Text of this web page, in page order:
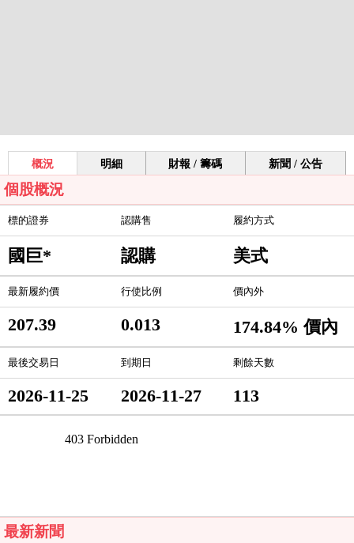
概況 明細 財報 / 籌碼 新聞 / 公告
個股概況
標的證券 認購售 履約方式
國巨* 認購 美式
最新履約價 行使比例 價內外
207.39 0.013 174.84% 價內
最後交易日 到期日 剩餘天數
2026-11-25 2026-11-27 113
最新新聞